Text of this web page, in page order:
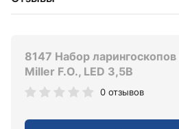
8147 Набор
Miller F.O., LED 3,5В
0 отзывов